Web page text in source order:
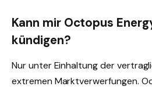
Kann mir Octopus
kündigen?
Nur unter Einhaltung der
extremen Marktverwerfungen.